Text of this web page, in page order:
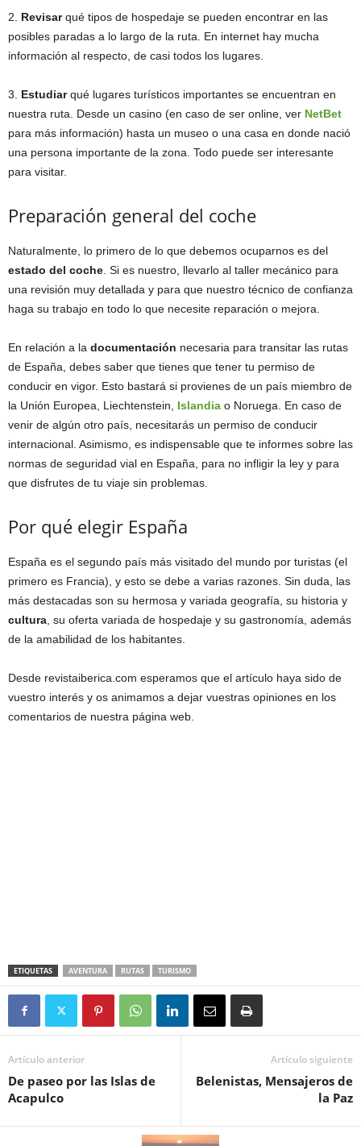
2. Revisarqué tipos de hospedaje se pueden encontrar en las
posibles paradas a lo largo de la ruta. En internet hay mucha
información al respecto, de casi todos los lugares.
3. Estudiarqué lugares turísticos importantes se encuentran en
nuestra ruta. Desde un casino (en caso de ser online, ver NetBet
para más información) hasta un museo o una casa en donde nació
una persona importante de la zona. Todo puede ser interesante
para visitar.
Preparación general del coche
Naturalmente, lo primero de lo que debemos ocuparnos es del
estado del coche . Si es nuestro, llevarlo al taller mecánico para
una revisión muy detallada y para que nuestro técnico de confianza
haga su trabajo en todo lo que necesite reparación o mejora.
En relación a la documentación necesaria para transitar las rutas
de España, debes saber que tienes que tener tu permiso de
conducir en vigor. Esto bastará si provienes de un país miembro de
la Unión Europea, Liechtenstein, Islandia o Noruega. En caso de
venir de algún otro país, necesitarás un permiso de conducir
internacional. Asimismo, es indispensable que te informes sobre las
normas de seguridad vial en España, para no infligir la ley y para
que disfrutes de tu viaje sin problemas.
Por qué elegir España
España es el segundo país más visitado del mundo por turistas (el
primero es Francia), y esto se debe a varias razones. Sin duda, las
más destacadas son su hermosa y variada geografía, su historia y
cultura , su oferta variada de hospedaje y su gastronomía, además
de la amabilidad de los habitantes.
Desde revistaiberica.com esperamos que el artículo haya sido de
vuestro interés y os animamos a dejar vuestras opiniones en los
comentarios de nuestra página web.
ETIQUETAS AVENTURA RUTAS TURISMO
Artículo anterior
De paseo por las Islas de
Acapulco
Artículo siguiente
Belenistas, Mensajeros de
la Paz